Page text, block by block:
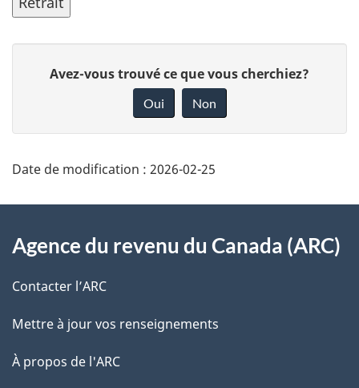
t
a
i
l
d
e
l
e
o
r
e
é
Avez-vous trouvé ce que vous cherchiez?
Oui Non
Date de modification : 2026-02-25
propos
de
ce
site
Agence du revenu du Canada (ARC)
Contacter l’ARC
Mettre à jour vos renseignements
À propos de l'ARC